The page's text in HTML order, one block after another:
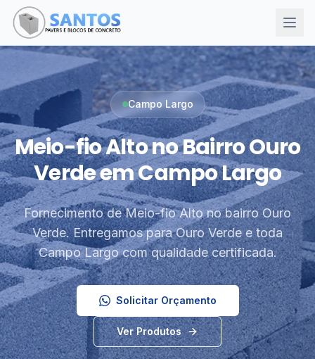
Campo Largo
Meio-fio Alto no Bairro Ouro
Verde em Campo Largo
Fornecimento de Meio-fio Alto no bairro Ouro
Verde. Entregamos para Ouro Verde e toda
Campo Largo com qualidade certificada.
Solicitar Orçamento
Ver Produtos